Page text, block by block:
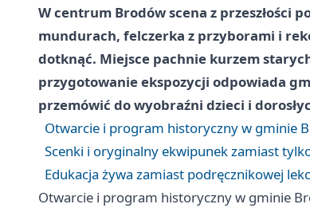
W centrum Brodów scena z przeszłości
mundurach, felczerka z przyborami i
dotknąć. Miejsce pachnie kurzem
przygotowanie ekspozycji odpowiada
przemówić do wyobraźni dzieci i
Otwarcie i program historyczny w gminie
Scenki i oryginalny ekwipunek zamiast
Edukacja żywa zamiast podręcznikowej
Otwarcie i program historyczny w gminie